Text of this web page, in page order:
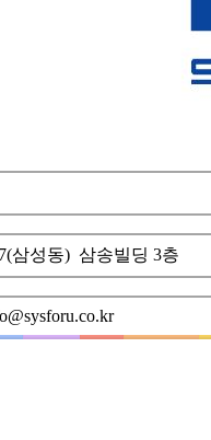
삼성동) 삼송빌딩 3층